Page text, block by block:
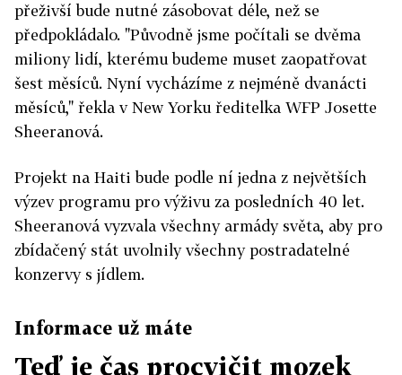
přeživší bude nutné zásobovat déle, než se
předpokládalo. "Původně jsme počítali se dvěma
miliony lidí, kterému budeme muset zaopatřovat
šest měsíců. Nyní vycházíme z nejméně dvanácti
měsíců," řekla v New Yorku ředitelka WFP Josette
Sheeranová.
Projekt na Haiti bude podle ní jedna z největších
výzev programu pro výživu za posledních 40 let.
Sheeranová vyzvala všechny armády světa, aby pro
zbídačený stát uvolnily všechny postradatelné
konzervy s jídlem.
Informace už máte
Teď je čas procvičit mozek